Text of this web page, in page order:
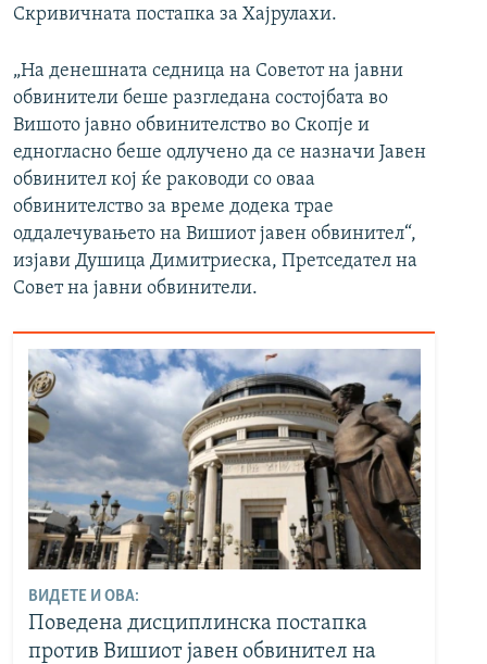
Скривичната постапка за Хајрулахи.
„На денешната седница на Советот на јавни
обвинители беше разгледана состојбата во
Вишото јавно обвинителство во Скопје и
едногласно беше одлучено да се назначи Јавен
обвинител кој ќе раководи со оваа
обвинителство за време додека трае
оддалечувањето на Вишиот јавен обвинител“,
изјави Душица Димитриеска, Претседател на
Совет на јавни обвинители.
ВИДЕТЕ И ОВА:
Поведена дисциплинска постапка
против Вишиот јавен обвинител на